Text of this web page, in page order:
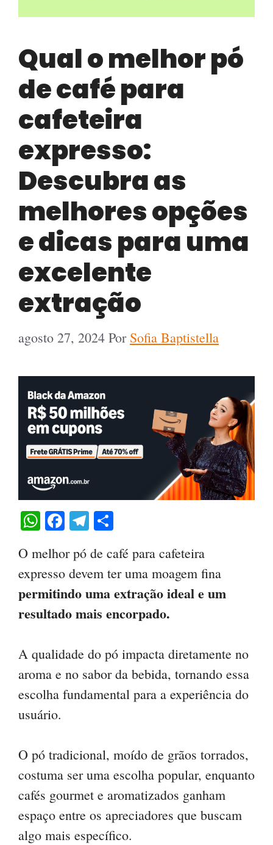
Qual o melhor pó
de café para
cafeteira
expresso:
Descubra as
melhores opções
e dicas para uma
excelente
extração
agosto 27, 2024 Por Sofia Baptistella
W
ts
A
pp
Fa
bo
ok
Te
gr
a
m
m
pa
rti
lh
O melhor pó de café para cafeteira
expresso devem ter uma moagem fina
permitindo uma extração ideal e um
resultado mais encorpado.
A qualidade do pó impacta diretamente no
aroma e no sabor da bebida, tornando essa
escolha fundamental para a experiência do
usuário.
O pó tradicional, moído de grãos torrados,
costuma ser uma escolha popular, enquanto
cafés gourmet e aromatizados ganham
espaço entre os apreciadores que buscam
algo mais específico.